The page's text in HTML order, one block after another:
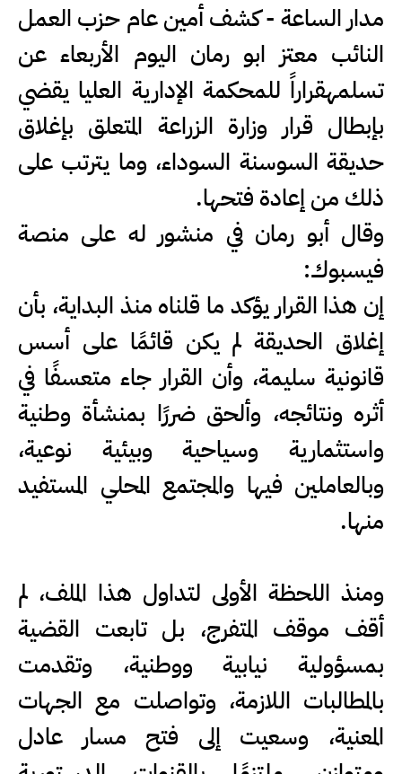
مدار الساعة - كشف أمين عام حزب العمل
النائب معتز ابو رمان اليوم الأربعاء عن
تسلمهقراراً للمحكمة الإدارية العليا يقضي
بإبطال قرار وزارة الزراعة المتعلق بإغلاق
حديقة السوسنة السوداء، وما يترتب على
ذلك من إعادة فتحها.
وقال أبو رمان في منشور له على منصة
فيسبوك:
إن هذا القرار يؤكد ما قلناه منذ البداية، بأن
إغلاق الحديقة لم يكن قائمًا على أسس
قانونية سليمة، وأن القرار جاء متعسفًا في
أثره ونتائجه، وألحق ضررًا بمنشأة وطنية
واستثمارية وسياحية وبيئية نوعية،
وبالعاملين فيها والمجتمع المحلي المستفيد
منها.
ومنذ اللحظة الأولى لتداول هذا الملف، لم
أقف موقف المتفرج، بل تابعت القضية
بمسؤولية نيابية ووطنية، وتقدمت
بالمطالبات اللازمة، وتواصلت مع الجهات
المعنية، وسعيت إلى فتح مسار عادل